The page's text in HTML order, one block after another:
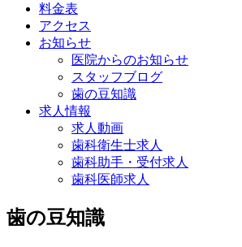
料金表
アクセス
お知らせ
医院からのお知らせ
スタッフブログ
歯の豆知識
求人情報
求人動画
歯科衛生士求人
歯科助手・受付求人
歯科医師求人
歯の豆知識